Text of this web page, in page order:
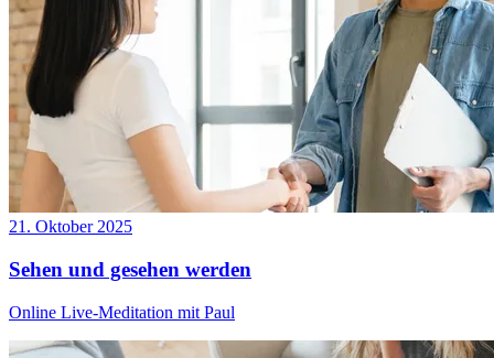
21. Oktober 2025
Sehen und gesehen werden
Online Live-Meditation mit Paul